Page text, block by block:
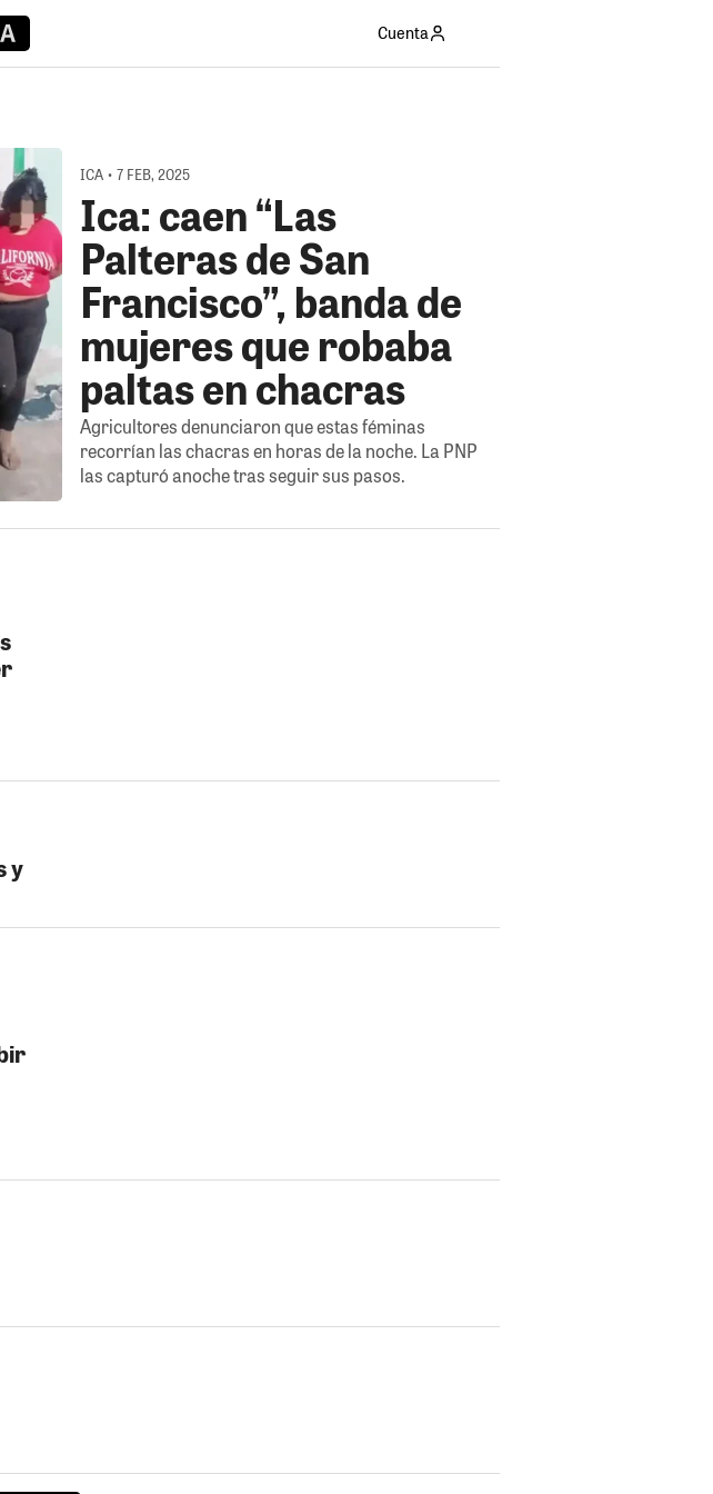
Cuenta
ICA • 7 FEB, 2025
Ica: caen “Las
Palteras de San
Francisco”, banda de
mujeres que robaba
paltas en chacras
Agricultores denunciaron que estas féminas
recorrían las chacras en horas de la noche. La PNP
las capturó anoche tras seguir sus pasos.
y